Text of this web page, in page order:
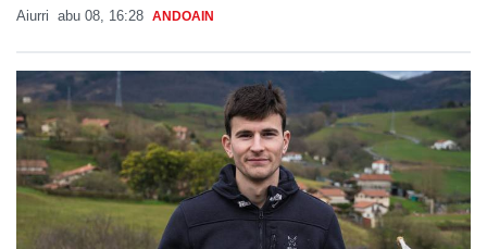
Aiurri abu 08, 16:28 ANDOAIN